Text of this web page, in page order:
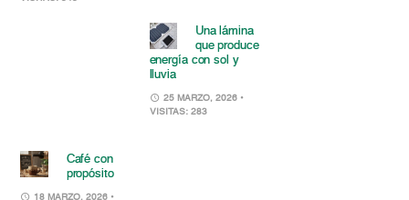
Una lámina
que produce
energía con sol y
lluvia
25 MARZO, 2026 •
VISITAS: 283
Café con
propósito
18 MARZO, 2026 •